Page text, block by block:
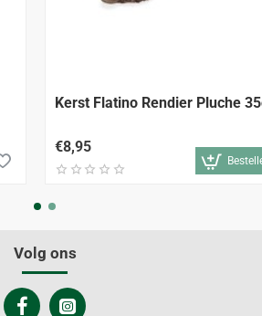
Kerst Flatino Rendier Pluche
€8,95
Volg ons